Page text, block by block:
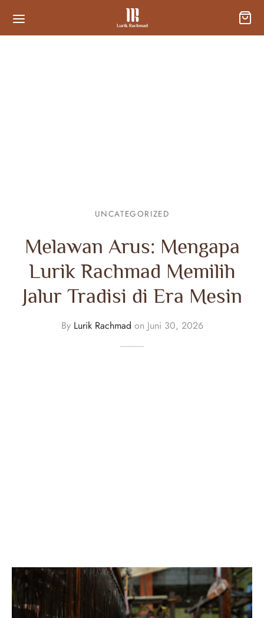
UNCATEGORIZED
Melawan Arus: Mengapa
Lurik Rachmad Memilih
Jalur Tradisi di Era Mesin
By Lurik Rachmad on Juni 30, 2026